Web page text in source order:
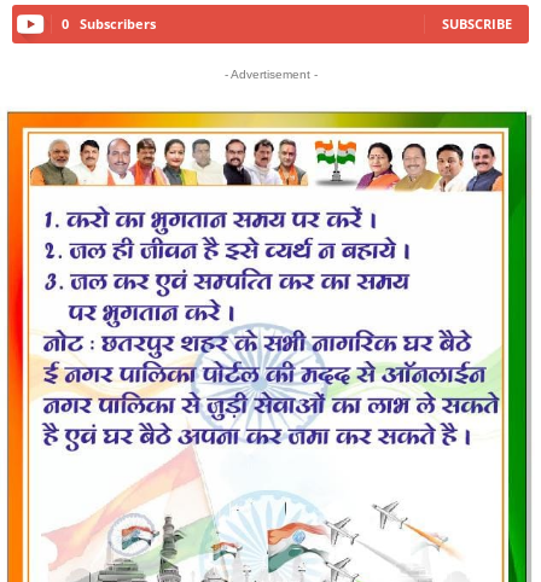
0 Subscribers SUBSCRIBE
- Advertisement -